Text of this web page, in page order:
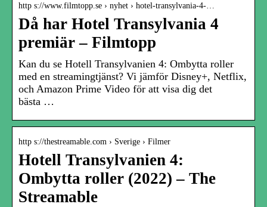
http s://www.filmtopp.se › nyhet › hotel-transylvania-4-…
Då har Hotel Transylvania 4
premiär – Filmtopp
Kan du se Hotell Transylvanien 4: Ombytta roller
med en streamingtjänst? Vi jämför Disney+, Netflix,
och Amazon Prime Video för att visa dig det
bästa …
http s://thestreamable.com › Sverige › Filmer
Hotell Transylvanien 4:
Ombytta roller (2022) – The
Streamable